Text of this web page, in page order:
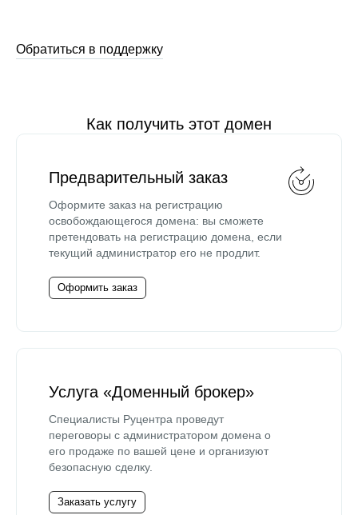
Обратиться в поддержку
Как получить этот домен
Предварительный заказ
Оформите заказ на регистрацию
освобождающегося домена: вы сможете
претендовать на регистрацию домена, если
текущий администратор его не продлит.
Оформить заказ
Услуга «Доменный брокер»
Специалисты Руцентра проведут
переговоры с администратором домена о
его продаже по вашей цене и организуют
безопасную сделку.
Заказать услугу